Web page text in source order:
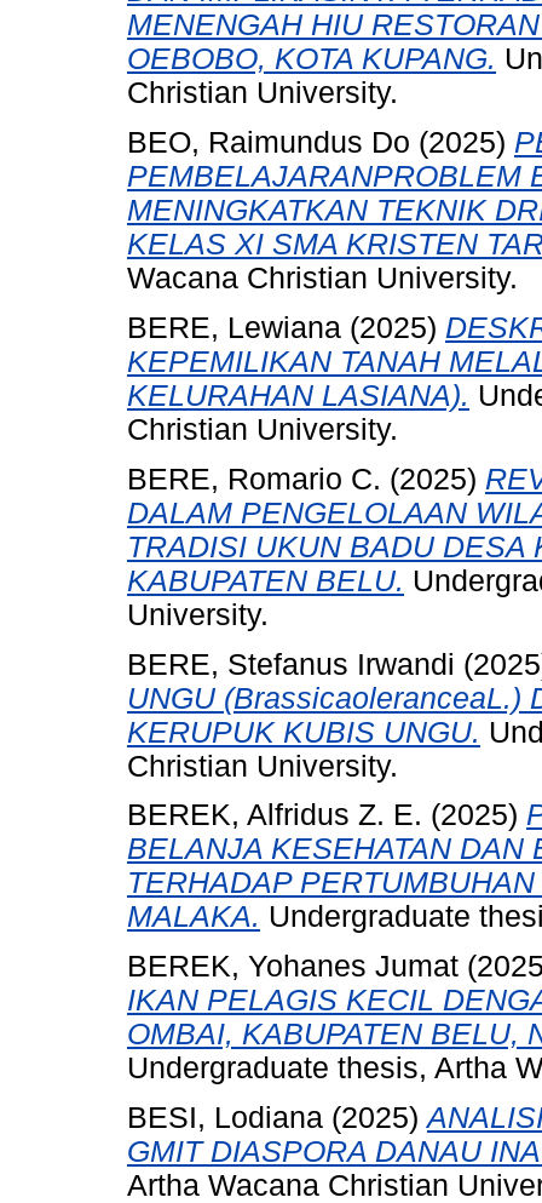
MENENGAH HIU
OEBOBO, KOTA KUPANG.
Christian University.
BEO, Raimundus Do (2025)
PEMBELAJARANPROBLEM
MENINGKATKAN TEKNIK
KELAS XI SMA KRISTEN
Wacana Christian University.
BERE, Lewiana (2025)
KEPEMILIKAN TANAH
KELURAHAN LASIANA).
Christian University.
BERE, Romario C. (2025)
DALAM PENGELOLAAN
TRADISI UKUN BADU
KABUPATEN BELU.
University.
BERE, Stefanus Irwandi
UNGU (BrassicaoleranceaL.)
KERUPUK KUBIS UNGU.
Christian University.
BEREK, Alfridus Z. E. (2025)
BELANJA KESEHATAN DAN
TERHADAP
MALAKA. Undergraduate
BEREK, Yohanes Jumat
IKAN PELAGIS KECIL
OMBAI, KABUPATEN BELU,
Undergraduate thesis, Artha
BESI, Lodiana (2025)
GMIT DIASPORA DANAU
Artha Wacana Christian